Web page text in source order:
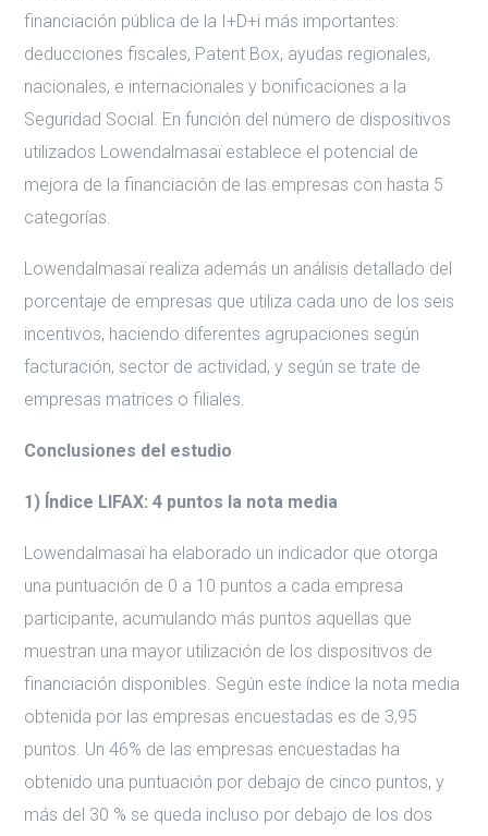
financiación pública de la I+D+i más importantes:
deducciones fiscales, Patent Box, ayudas regionales,
nacionales, e internacionales y bonificaciones a la
Seguridad Social. En función del número de dispositivos
utilizados Lowendalmasaï establece el potencial de
mejora de la financiación de las empresas con hasta 5
categorías.
Lowendalmasaï realiza además un análisis detallado del
porcentaje de empresas que utiliza cada uno de los seis
incentivos, haciendo diferentes agrupaciones según
facturación, sector de actividad, y según se trate de
empresas matrices o filiales.
Conclusiones del estudio
1) Índice LIFAX: 4 puntos la nota media
Lowendalmasaï ha elaborado un indicador que otorga
una puntuación de 0 a 10 puntos a cada empresa
participante, acumulando más puntos aquellas que
muestran una mayor utilización de los dispositivos de
financiación disponibles. Según este índice la nota media
obtenida por las empresas encuestadas es de 3,95
puntos. Un 46% de las empresas encuestadas ha
obtenido una puntuación por debajo de cinco puntos, y
más del 30 % se queda incluso por debajo de los dos